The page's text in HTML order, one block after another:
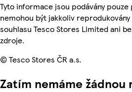
Tyto informace jsou podávány
nemohou být jakkoliv
souhlasu Tesco Stores Limited ani
zdroje.
© Tesco Stores ČR a.s.
Zatím nemáme žádnou